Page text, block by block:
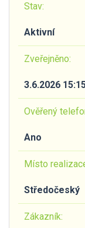
Stav:
Aktivní
Zveřejněno:
3.6.2026
Ověřený
Ano
Místo
Středočeský
Zákazník: